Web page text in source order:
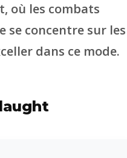
où les combats
se concentre sur les
dans ce mode.